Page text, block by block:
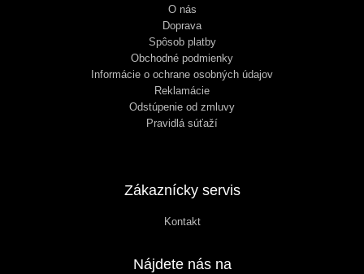
O nás
Doprava
Spôsob platby
Obchodné podmienky
Informácie o ochrane osobných údajov
Reklamácie
Odstúpenie od zmluvy
Pravidlá súťaží
Zákaznícky servis
Kontakt
Nájdete nás na